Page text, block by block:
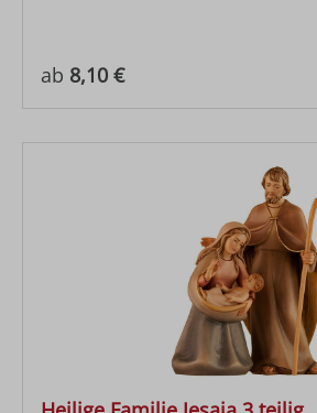
Regulärer Preis:
ab 8,10 €